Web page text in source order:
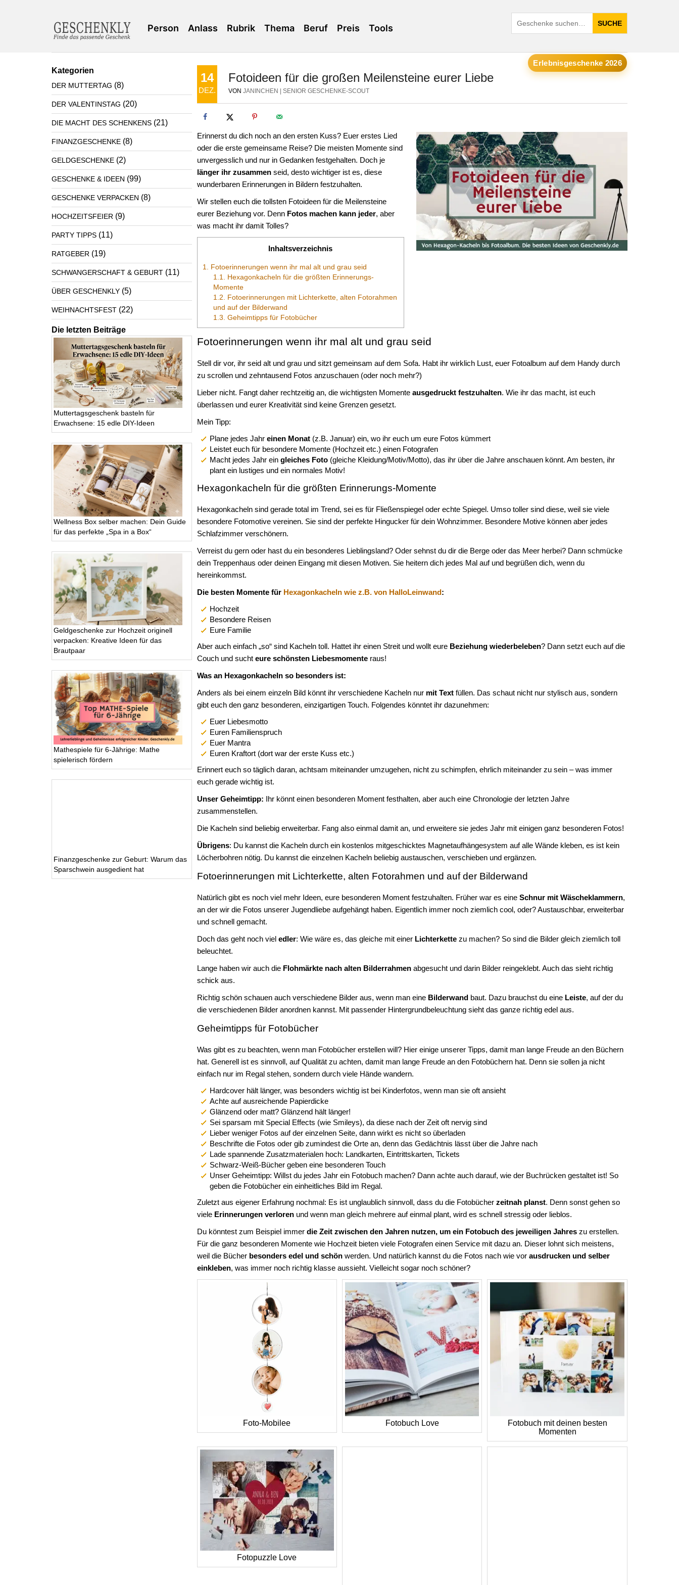
SUCHE
Person Anlass Rubrik Thema Beruf Preis Tools
Erlebnisgeschenke 2026
14
DEZ.
Fotoideen für die großen Meilensteine eurer Liebe
VON JANINCHEN | SENIOR GESCHENKE-SCOUT
Erinnerst du dich noch an den ersten Kuss? Euer erstes Lied
oder die erste gemeinsame Reise? Die meisten Momente sind
unvergesslich und nur in Gedanken festgehalten. Doch je
länger ihr zusammenseid, desto wichtiger ist es, diese
wunderbaren Erinnerungen in Bildern festzuhalten.
Wir stellen euch die tollsten Fotoideen für die Meilensteine
eurer Beziehung vor. Denn Fotos machen kann jeder, aber
was macht ihr damit Tolles?
Inhaltsverzeichnis
1. Fotoerinnerungen wenn ihr mal alt und grau seid
1.1. Hexagonkacheln für die größten Erinnerungs-
Momente
1.2. Fotoerinnerungen mit Lichterkette, alten Fotorahmen
und auf der Bilderwand
1.3. Geheimtipps für Fotobücher
Fotoerinnerungen wenn ihr mal alt und grau seid
Stell dir vor, ihr seid alt und grau und sitzt gemeinsam auf dem Sofa. Habt ihr wirklich Lust, euer Fotoalbum auf dem Handy durch
zu scrollen und zehntausend Fotos anzuschauen (oder noch mehr?)
Lieber nicht. Fangt daher rechtzeitig an, die wichtigsten Momente ausgedruckt festzuhalten. Wie ihr das macht, ist euch
überlassen und eurer Kreativität sind keine Grenzen gesetzt.
Mein Tipp:
Plane jedes Jahr einen Monat(z.B. Januar) ein, wo ihr euch um eure Fotos kümmert
Leistet euch für besondere Momente (Hochzeit etc.) einen Fotografen
Macht jedes Jahr ein gleiches Foto(gleiche Kleidung/Motiv/Motto), das ihr über die Jahre anschauen könnt. Am besten, ihr
plant ein lustiges und ein normales Motiv!
Hexagonkacheln für die größten Erinnerungs-Momente
Hexagonkacheln sind gerade total im Trend, sei es für Fließenspiegel oder echte Spiegel. Umso toller sind diese, weil sie viele
besondere Fotomotive vereinen. Sie sind der perfekte Hingucker für dein Wohnzimmer. Besondere Motive können aber jedes
Schlafzimmer verschönern.
Verreist du gern oder hast du ein besonderes Lieblingsland? Oder sehnst du dir die Berge oder das Meer herbei? Dann schmücke
dein Treppenhaus oder deinen Eingang mit diesen Motiven. Sie heitern dich jedes Mal auf und begrüßen dich, wenn du
hereinkommst.
Die besten Momente für Hexagonkacheln wie z.B. von HalloLeinwand:
Hochzeit
Besondere Reisen
Eure Familie
Aber auch einfach „so“ sind Kacheln toll. Hattet ihr einen Streit und wollt eure Beziehung wiederbeleben? Dann setzt euch auf die
Couch und sucht eure schönsten Liebesmomenteraus!
Was an Hexagonkacheln so besonders ist:
Anders als bei einem einzeln Bild könnt ihr verschiedene Kacheln nurmit Textfüllen. Das schaut nicht nur stylisch aus, sondern
gibt euch den ganz besonderen, einzigartigen Touch. Folgendes könntet ihr dazunehmen:
Euer Liebesmotto
Euren Familienspruch
Euer Mantra
Euren Kraftort (dort war der erste Kuss etc.)
Erinnert euch so täglich daran, achtsam miteinander umzugehen, nicht zu schimpfen, ehrlich miteinander zu sein – was immer
euch gerade wichtig ist.
Unser Geheimtipp: Ihr könnt einen besonderen Moment festhalten, aber auch eine Chronologie der letzten Jahre
zusammenstellen.
Die Kacheln sind beliebig erweiterbar. Fang also einmal damit an, und erweitere sie jedes Jahr mit einigen ganz besonderen Fotos!
Übrigens: Du kannst die Kacheln durch ein kostenlos mitgeschicktes Magnetaufhängesystem auf alle Wände kleben, es ist kein
Löcherbohren nötig. Du kannst die einzelnen Kacheln beliebig austauschen, verschieben und ergänzen.
Fotoerinnerungen mit Lichterkette, alten Fotorahmen und auf der Bilderwand
Natürlich gibt es noch viel mehr Ideen, eure besonderen Moment festzuhalten. Früher war es eine Schnur mit Wäscheklammern,
an der wir die Fotos unserer Jugendliebe aufgehängt haben. Eigentlich immer noch ziemlich cool, oder? Austauschbar, erweiterbar
und schnell gemacht.
Doch das geht noch viel edler: Wie wäre es, das gleiche mit einer Lichterkettezu machen? So sind die Bilder gleich ziemlich toll
beleuchtet.
Lange haben wir auch die Flohmärkte nach alten Bilderrahmenabgesucht und darin Bilder reingeklebt. Auch das sieht richtig
schick aus.
Richtig schön schauen auch verschiedene Bilder aus, wenn man eine Bilderwandbaut. Dazu brauchst du eine Leiste, auf der du
die verschiedenen Bilder anordnen kannst. Mit passender Hintergrundbeleuchtung sieht das ganze richtig edel aus.
Geheimtipps für Fotobücher
Was gibt es zu beachten, wenn man Fotobücher erstellen will? Hier einige unserer Tipps, damit man lange Freude an den Büchern
hat. Generell ist es sinnvoll, auf Qualität zu achten, damit man lange Freude an den Fotobüchern hat. Denn sie sollen ja nicht
einfach nur im Regal stehen, sondern durch viele Hände wandern.
Hardcover hält länger, was besonders wichtig ist bei Kinderfotos, wenn man sie oft ansieht
Achte auf ausreichende Papierdicke
Glänzend oder matt? Glänzend hält länger!
Sei sparsam mit Special Effects (wie Smileys), da diese nach der Zeit oft nervig sind
Lieber weniger Fotos auf der einzelnen Seite, dann wirkt es nicht so überladen
Beschrifte die Fotos oder gib zumindest die Orte an, denn das Gedächtnis lässt über die Jahre nach
Lade spannende Zusatzmaterialen hoch: Landkarten, Eintrittskarten, Tickets
Schwarz-Weiß-Bücher geben eine besonderen Touch
Unser Geheimtipp: Willst du jedes Jahr ein Fotobuch machen? Dann achte auch darauf, wie der Buchrücken gestaltet ist! So
geben die Fotobücher ein einheitliches Bild im Regal.
Zuletzt aus eigener Erfahrung nochmal: Es ist unglaublich sinnvoll, dass du die Fotobücher zeitnah planst. Denn sonst gehen so
viele Erinnerungen verlorenund wenn man gleich mehrere auf einmal plant, wird es schnell stressig oder lieblos.
Du könntest zum Beispiel immer die Zeit zwischen den Jahren nutzen, um ein Fotobuch des jeweiligen Jahreszu erstellen.
Für die ganz besonderen Momente wie Hochzeit bieten viele Fotografen einen Service mit dazu an. Dieser lohnt sich meistens,
weil die Bücher besonders edel und schönwerden. Und natürlich kannst du die Fotos nach wie vor ausdrucken und selber
einkleben, was immer noch richtig klasse aussieht. Vielleicht sogar noch schöner?
Foto-Mobilee Fotobuch Love
Fotobuch mit deinen besten
Momenten
Fotopuzzle Love
Kategorien
DER MUTTERTAG (8)
DER VALENTINSTAG (20)
DIE MACHT DES SCHENKENS (21)
FINANZGESCHENKE (8)
GELDGESCHENKE (2)
GESCHENKE & IDEEN (99)
GESCHENKE VERPACKEN (8)
HOCHZEITSFEIER (9)
PARTY TIPPS (11)
RATGEBER (19)
SCHWANGERSCHAFT & GEBURT (11)
ÜBER GESCHENKLY (5)
WEIHNACHTSFEST (22)
Die letzten Beiträge
Muttertagsgeschenk basteln für
Erwachsene: 15 edle DIY-Ideen
Wellness Box selber machen: Dein Guide
für das perfekte „Spa in a Box“
Geldgeschenke zur Hochzeit originell
verpacken: Kreative Ideen für das
Brautpaar
Mathespiele für 6-Jährige: Mathe
spielerisch fördern
Finanzgeschenke zur Geburt: Warum das
Sparschwein ausgedient hat